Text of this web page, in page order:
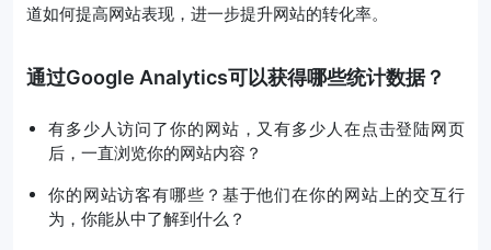
道如何提高网站表现，进一步提升网站的转化率。
通过Google Analytics可以获得哪些统计数据？
有多少人访问了你的网站，又有多少人在点击登陆网页
后，一直浏览你的网站内容？
你的网站访客有哪些？基于他们在你的网站上的交互行
为，你能从中了解到什么？